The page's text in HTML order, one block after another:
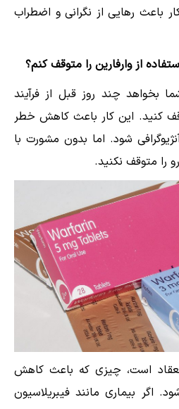
باعث رهایی از نگرانی و اضطراب
از وارفارین را متوقف کنم؟
بخواهد چند روز قبل از فرآیند
کنید. این کار باعث کاهش خطر
شود. اما بدون مشورت با
را متوقف نکنید.
است، چیزی که باعث کاهش
اگر بیماری مانند فیبریلاسیون